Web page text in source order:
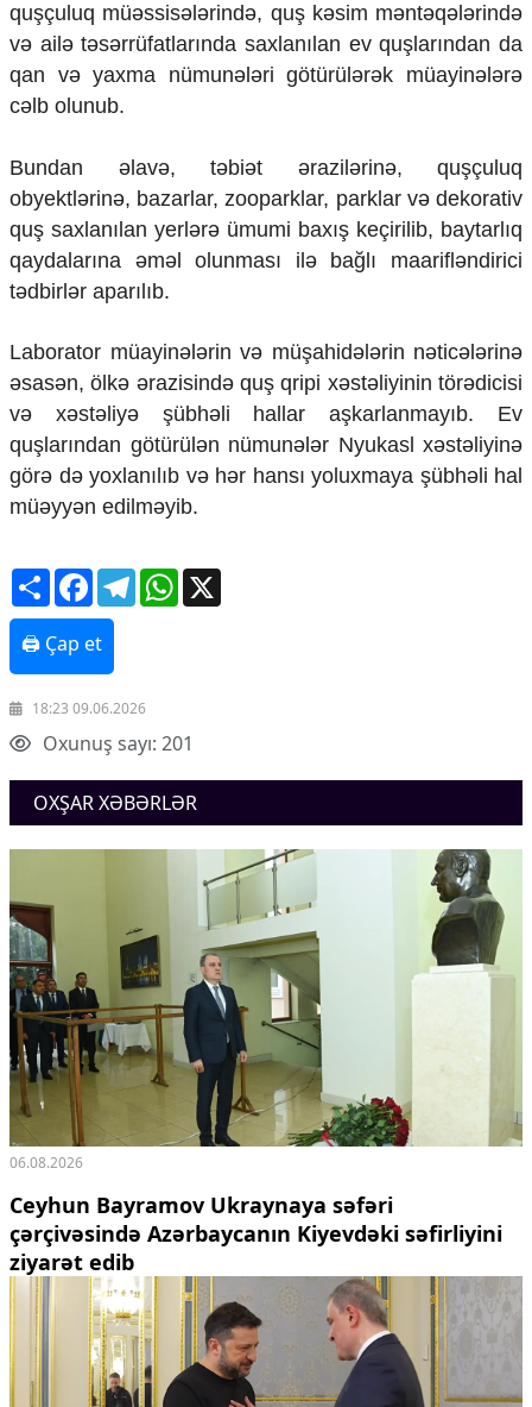
İqtisadi xəbərlər
Energetika
Neft-qaz
Əmək və sosial siyasət
Kənd təsərrüfatı
Telekommunikasiya və nəqliyyat
COP29
Cəmiyyət
Crossmedia.az - 1 yaş
Məhkəmə və hüquq
Ekologiya
Zəfər - 5
Gənclər və İdman
Media və QHT
Hadisə
Sağlamlıq
Sosium
Texnologiya
Mətbuat-150
Əlaqə
quşçuluq müəssisələrində, quş kəsim məntəqələrində
və ailə təsərrüfatlarında saxlanılan ev quşlarından da
qan və yaxma nümunələri götürülərək müayinələrə
cəlb olunub.
Bundan əlavə, təbiət ərazilərinə, quşçuluq
obyektlərinə, bazarlar, zooparklar, parklar və dekorativ
quş saxlanılan yerlərə ümumi baxış keçirilib, baytarlıq
qaydalarına əməl olunması ilə bağlı maarifləndirici
tədbirlər aparılıb.
Laborator müayinələrin və müşahidələrin nəticələrinə
əsasən, ölkə ərazisində quş qripi xəstəliyinin törədicisi
və xəstəliyə şübhəli hallar aşkarlanmayıb. Ev
quşlarından götürülən nümunələr Nyukasl xəstəliyinə
görə də yoxlanılıb və hər hansı yoluxmaya şübhəli hal
müəyyən edilməyib.
ShareFacebookTelegramWhatsApp
🖨 Çap et
18:23 09.06.2026
Oxunuş sayı: 201
OXŞAR XƏBƏRLƏR
06.08.2026
Ceyhun Bayramov Ukraynaya səfəri
çərçivəsində Azərbaycanın Kiyevdəki səfirliyini
ziyarət edib